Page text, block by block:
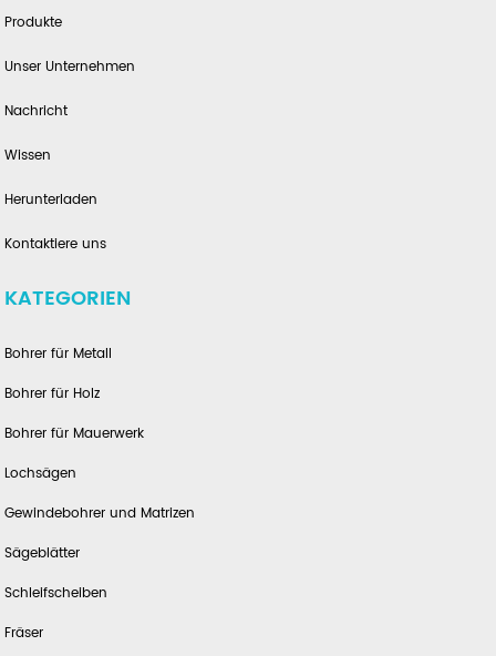
Produkte
Unser Unternehmen
Nachricht
Wissen
Herunterladen
Kontaktiere uns
KATEGORIEN
Bohrer für Metall
Bohrer für Holz
Bohrer für Mauerwerk
Lochsägen
Gewindebohrer und Matrizen
Sägeblätter
Schleifscheiben
Fräser